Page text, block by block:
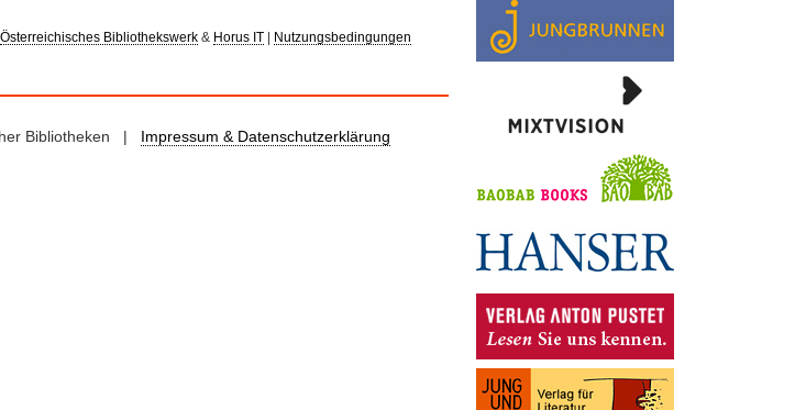
Österreichisches Bibliothekswerk& Horus IT Nutzungsbedingungen
Bibliotheken | Impressum & Datenschutzerklärung